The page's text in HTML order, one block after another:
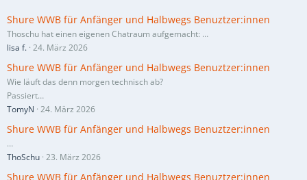
Shure WWB für Anfänger und Halbwegs Benuztzer:innen
Thoschu hat einen eigenen Chatraum aufgemacht: …
lisa f. 24. März 2026
Shure WWB für Anfänger und Halbwegs Benuztzer:innen
Wie läuft das denn morgen technisch ab?
Passiert…
TomyN 24. März 2026
Shure WWB für Anfänger und Halbwegs Benuztzer:innen
…
ThoSchu 23. März 2026
Shure WWB für Anfänger und Halbwegs Benuztzer:innen